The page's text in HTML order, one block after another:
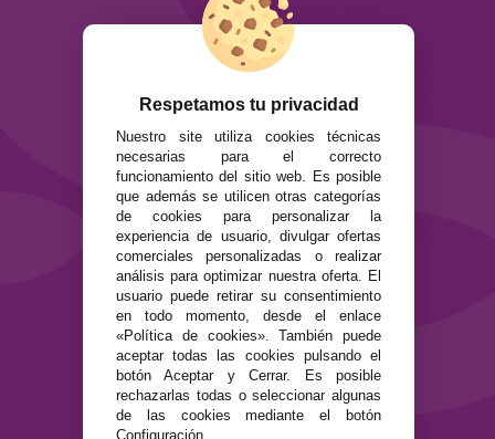
Info
ATENCIÓN AL CLIENTE
Formas de pago
Preguntas Frecuentes
Contacto
SEGURIDAD Y PRIVACIDAD
Términos y condiciones de uso
Política de privacidad
Política de cookies
Respetamos tu privacidad
Nuestro site utiliza cookies técnicas
necesarias para el correcto
funcionamiento del sitio web. Es posible
que además se utilicen otras categorías
de cookies para personalizar la
experiencia de usuario, divulgar ofertas
comerciales personalizadas o realizar
análisis para optimizar nuestra oferta. El
usuario puede retirar su consentimiento
en todo momento, desde el enlace
«Política de cookies». También puede
aceptar todas las cookies pulsando el
botón Aceptar y Cerrar. Es posible
rechazarlas todas o seleccionar algunas
de las cookies mediante el botón
Configuración.